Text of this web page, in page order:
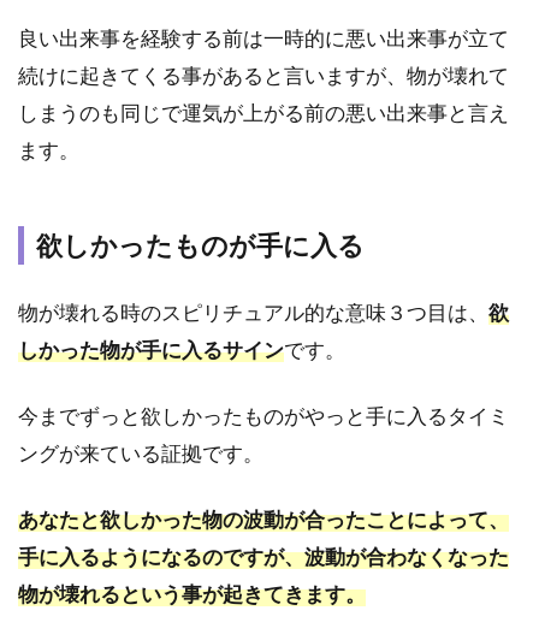
2.4
食器
｜対
人関
2.5
｜波
動が
高ま
いる
サイ
ン
『恋
愛』
が壊
良い出来事を経験する前は一時的に悪い出来事が立て
続けに起きてくる事があると言いますが、物が壊れて
しまうのも同じで運気が上がる前の悪い出来事と言え
ます。
欲しかったものが手に入る
物が壊れる時のスピリチュアル的な意味３つ目は、 欲
しかった物が手に入るサインです。
今までずっと欲しかったものがやっと手に入るタイミ
ングが来ている証拠です。
あなたと欲しかった物の波動が合ったことによって、
手に入るようになるのですが、波動が合わなくなった
物が壊れるという事が起きてきます。